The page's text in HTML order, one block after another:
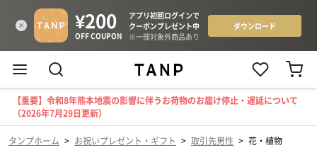
【重要】令和8年熊本地震の影響に伴うお荷物のお届け停止・遅延について
（2026年7月29日更新）
タンプホーム > お祝いプレゼント・ギフト > 取引先男性 > 花・植物